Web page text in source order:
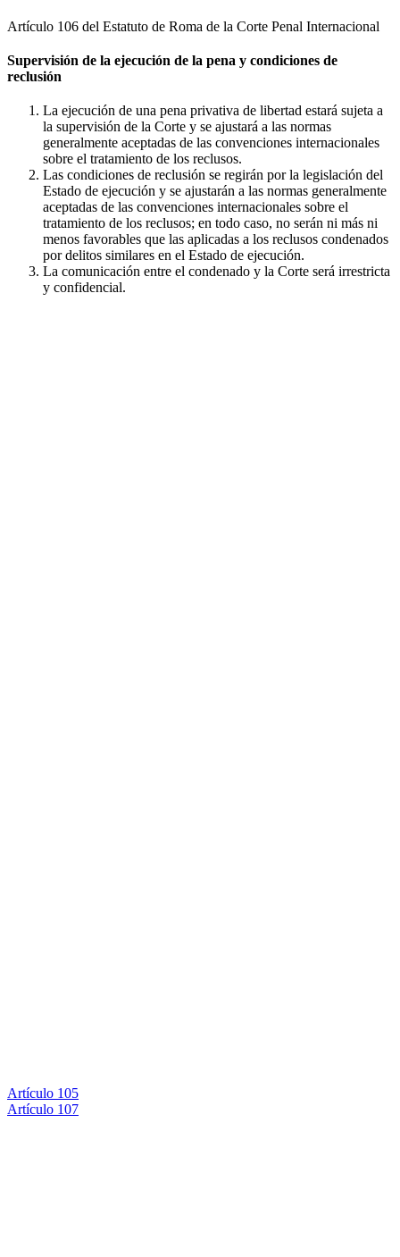
Artículo 106 del Estatuto de Roma de la Corte Penal Internacional
Supervisión de la ejecución de la pena y condiciones de
reclusión
La ejecución de una pena privativa de libertad estará sujeta a
la supervisión de la Corte y se ajustará a las normas
generalmente aceptadas de las convenciones internacionales
sobre el tratamiento de los reclusos.
Las condiciones de reclusión se regirán por la legislación del
Estado de ejecución y se ajustarán a las normas generalmente
aceptadas de las convenciones internacionales sobre el
tratamiento de los reclusos; en todo caso, no serán ni más ni
menos favorables que las aplicadas a los reclusos condenados
por delitos similares en el Estado de ejecución.
La comunicación entre el condenado y la Corte será irrestricta
y confidencial.
Artículo 105
Artículo 107